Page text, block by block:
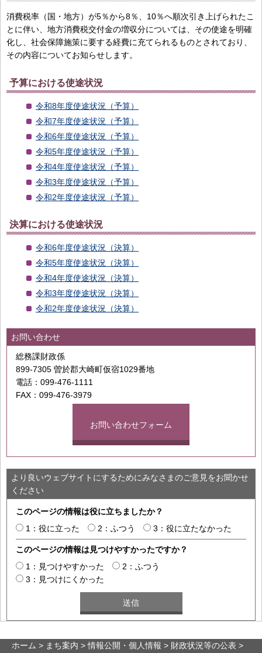
消費税率（国・地方）が5％から8％、10％へ順次引き上げられたこ
とに伴い、地方消費税交付金の増収分については、その使途を明確
化し、社会保障施策に要する経費に充てられるものとされており、
その内容についてお知らせします。
予算における使途状況
令和8年度使途状況（予算）
令和7年度使途状況（予算）
令和6年度使途状況（予算）
令和5年度使途状況（予算）
令和4年度使途状況（予算）
令和3年度使途状況（予算）
令和2年度使途状況（予算）
決算における使途状況
令和6年度使途状況（決算）
令和5年度使途状況（決算）
令和4年度使途状況（決算）
令和3年度使途状況（決算）
令和2年度使途状況（決算）
お問い合わせ
総務課財政係
899-7305 曽於郡大崎町仮宿1029番地
電話：099-476-1111
FAX：099-476-3979
お問い合わせフォーム
より良いウェブサイトにするためにみなさまのご意見をお聞かせ
ください
このページの情報は役に立ちましたか？
1：役に立った
2：ふつう 3：役に立たなかった
このページの情報は見つけやすかったですか？
1：見つけやすかった
2：ふつう
3：見つけにくかった
ホーム > まち案内 >情報公開・個人情報 > 財政状況等の公表 >